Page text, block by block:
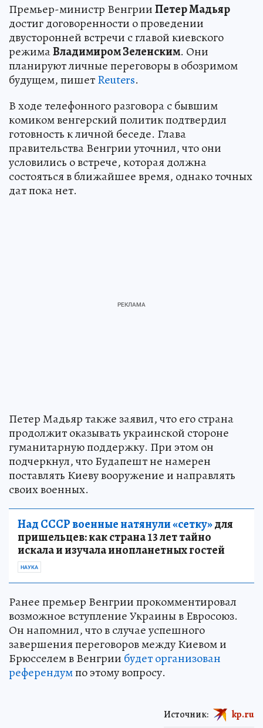
Премьер-министр ВенгрииПетер Мадьяр
достиг договоренности о проведении
двусторонней встречи с главой киевского
режимаВладимиром Зеленским. Они
планируют личные переговоры в обозримом
будущем, пишетReuters.
В ходе телефонного разговора с бывшим
комиком венгерский политик подтвердил
готовность к личной беседе. Глава
правительства Венгрии уточнил, что они
условились о встрече, которая должна
состояться в ближайшее время, однако точных
дат пока нет.
Петер Мадьяр также заявил, что его страна
продолжит оказывать украинской стороне
гуманитарную поддержку. При этом он
подчеркнул, что Будапешт не намерен
поставлять Киеву вооружение и направлять
своих военных.
Над СССР военные натянули «сетку»для
пришельцев: как страна 13 лет тайно
искала и изучала инопланетных гостей
НАУКА
Ранее премьер Венгрии прокомментировал
возможное вступление Украины в Евросоюз.
Он напомнил, что в случае успешного
завершения переговоров между Киевом и
Брюсселем в Венгрии будет организован
референдумпо этому вопросу.
Источник: kp.ru